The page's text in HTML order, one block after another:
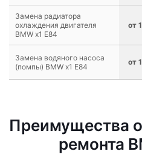
Замена радиатора
охлаждения двигателя
BMW x1 E84
от
Замена водяного насоса
(помпы) BMW x1 E84
от
Преимущества
ремонта